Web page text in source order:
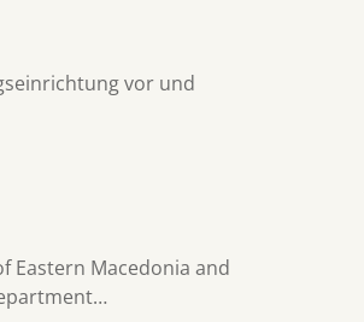
vor und
Eastern Macedonia and